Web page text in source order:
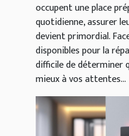
occupent une place
quotidienne, assurer
devient primordial.
disponibles pour la
difficile de déterminer
mieux à vos attentes...